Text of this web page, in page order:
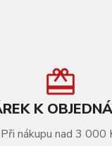
K
Při nákupu nad 3 000